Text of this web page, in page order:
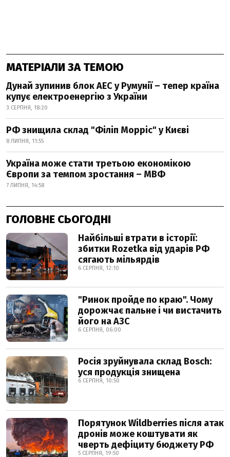
МАТЕРІАЛИ ЗА ТЕМОЮ
Дунай зупинив блок АЕС у Румунії – тепер країна
купує електроенергію з України
3 СЕРПНЯ, 18:20
РФ знищила склад "Філіп Морріс" у Києві
8 ЛИПНЯ, 11:55
Україна може стати третьою економікою
Європи за темпом зростання – МВФ
7 ЛИПНЯ, 14:58
ГОЛОВНЕ СЬОГОДНІ
Найбільші втрати в історії:
збитки Rozetka від ударів РФ
сягають мільярдів
6 СЕРПНЯ, 12:10
"Ринок пройде по краю". Чому
дорожчає пальне і чи вистачить
його на АЗС
6 СЕРПНЯ, 06:00
Росія зруйнувала склад Bosch:
уся продукція знищена
6 СЕРПНЯ, 10:50
Порятунок Wildberries після атак
дронів може коштувати як
чверть дефіциту бюджету РФ
5 СЕРПНЯ, 19:50